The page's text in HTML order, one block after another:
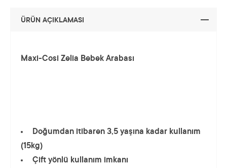
ÜRÜN AÇIKLAMASI
Maxi-Cosi Zelia Bebek Arabası
Doğumdan itibaren 3,5 yaşına kadar kullanım
(15kg)
Çift yönlü kullanım imkanı